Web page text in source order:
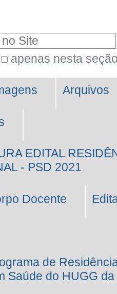
apenas nesta
Arquivos
EDITAL
- PSD 2021
Docente
de
Saúde do HUGG